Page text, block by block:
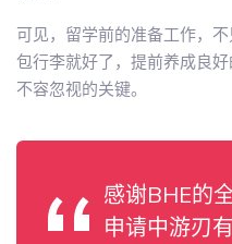
可见，留学前的准备工作，
包行李就好了，提前养成良
不容忽视的关键。
感谢BHE的
申请中游刃